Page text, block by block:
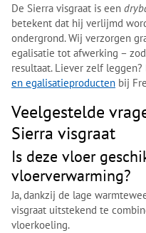
De Sierra visgraat is een
betekent dat hij verlijmd
ondergrond. Wij verzorgen
egalisatie tot afwerking –
resultaat. Liever zelf
en egalisatieproducten bij
Veelgestelde
Sierra visgraat
Is deze vloer
vloerverwarming?
Ja, dankzij de lage
visgraat uitstekend te
vloerkoeling.